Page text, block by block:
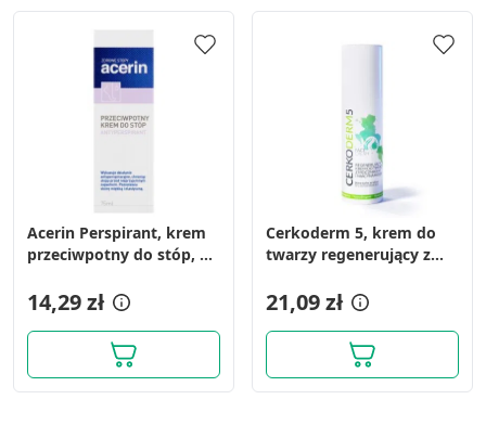
Acerin Perspirant, krem
przeciwpotny do stóp, 75
14,29 zł
Cerkoderm 5, krem do
twarzy regenerujący z
21,09 zł